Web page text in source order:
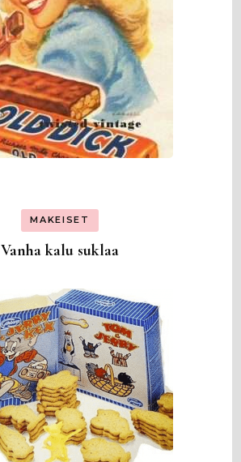
MAKEISET
Vanha kalu suklaa